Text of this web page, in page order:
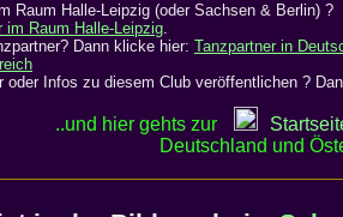
Raum Halle-Leipzig (oder Sachsen & Berlin) ?
im Raum Halle-Leipzig.
Dann klicke hier: Tanzpartner in
oder Infos zu diesem Club veröffentlichen ?
..und hier gehts zur
Deutschland und